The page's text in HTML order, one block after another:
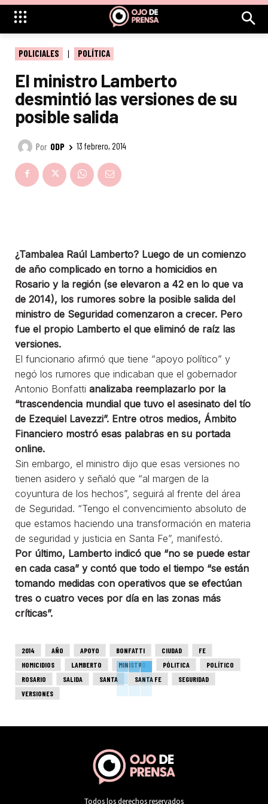
POLICIALES POLÍTICA
El ministro Lamberto
desmintió las versiones de su
posible salida
Por ODP 13 febrero, 2014
¿Tambalea Raúl Lamberto? Luego de un comienzo
de año complicado en torno a homicidios en
Rosario y la región (se elevaron a 42 en lo que va
de 2014), los rumores sobre la posible salida del
ministro de Seguridad comenzaron a crecer. Pero
fue el propio Lamberto el que eliminó de raíz las
versiones.
El funcionario afirmó que tiene “apoyo político” y
negó los rumores que indicaban que el gobernador
Antonio Bonfatti analizaba reemplazarlo por la
“trascendencia mundial que tuvo el asesinato del tío
de Ezequiel Lavezzi”. Entre otros medios, Ámbito
Financiero mostró esas palabras en su portada
online.
Sin embargo, el ministro dijo que esas versiones no
tienen asidero y señaló que “al margen de la
coyuntura de los hechos”, seguirá al frente del área
de Seguridad. “Tengo el convencimiento absoluto de
que estamos haciendo una transformación en materia
de seguridad y justicia en Santa Fe”, manifestó.
Por último, Lamberto indicó que “no se puede estar
en cada casa” y contó que todo el tiempo “se están
tomando medidas con operativos que se efectúan
tres o cuatro veces por día en las zonas más
críticas”.
2014 AÑO APOYO BONFATTI CIUDAD
FE
HOMICIDIOS
LAMBERTO MINISTRO PÓLITICA
POLÍTICO
ROSARIO
SALIDA SANTA SANTA FE
SEGURIDAD
VERSIONES
Todos los derechos reservados